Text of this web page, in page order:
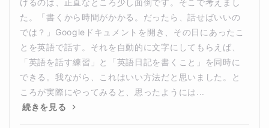
た。「書くから時間がかかる。だったら、話せばいいの
では？」Googleドキュメントを開き、その日にあったこ
とを英語で話す。それを自動的に文字にしてもらえば、
「英語を話す練習」と「英語日記を書くこと」を同時に
できる。我ながら、これはいい方法だと思いました。と
ころが実際にやってみると、思ったようには...
続きを見る